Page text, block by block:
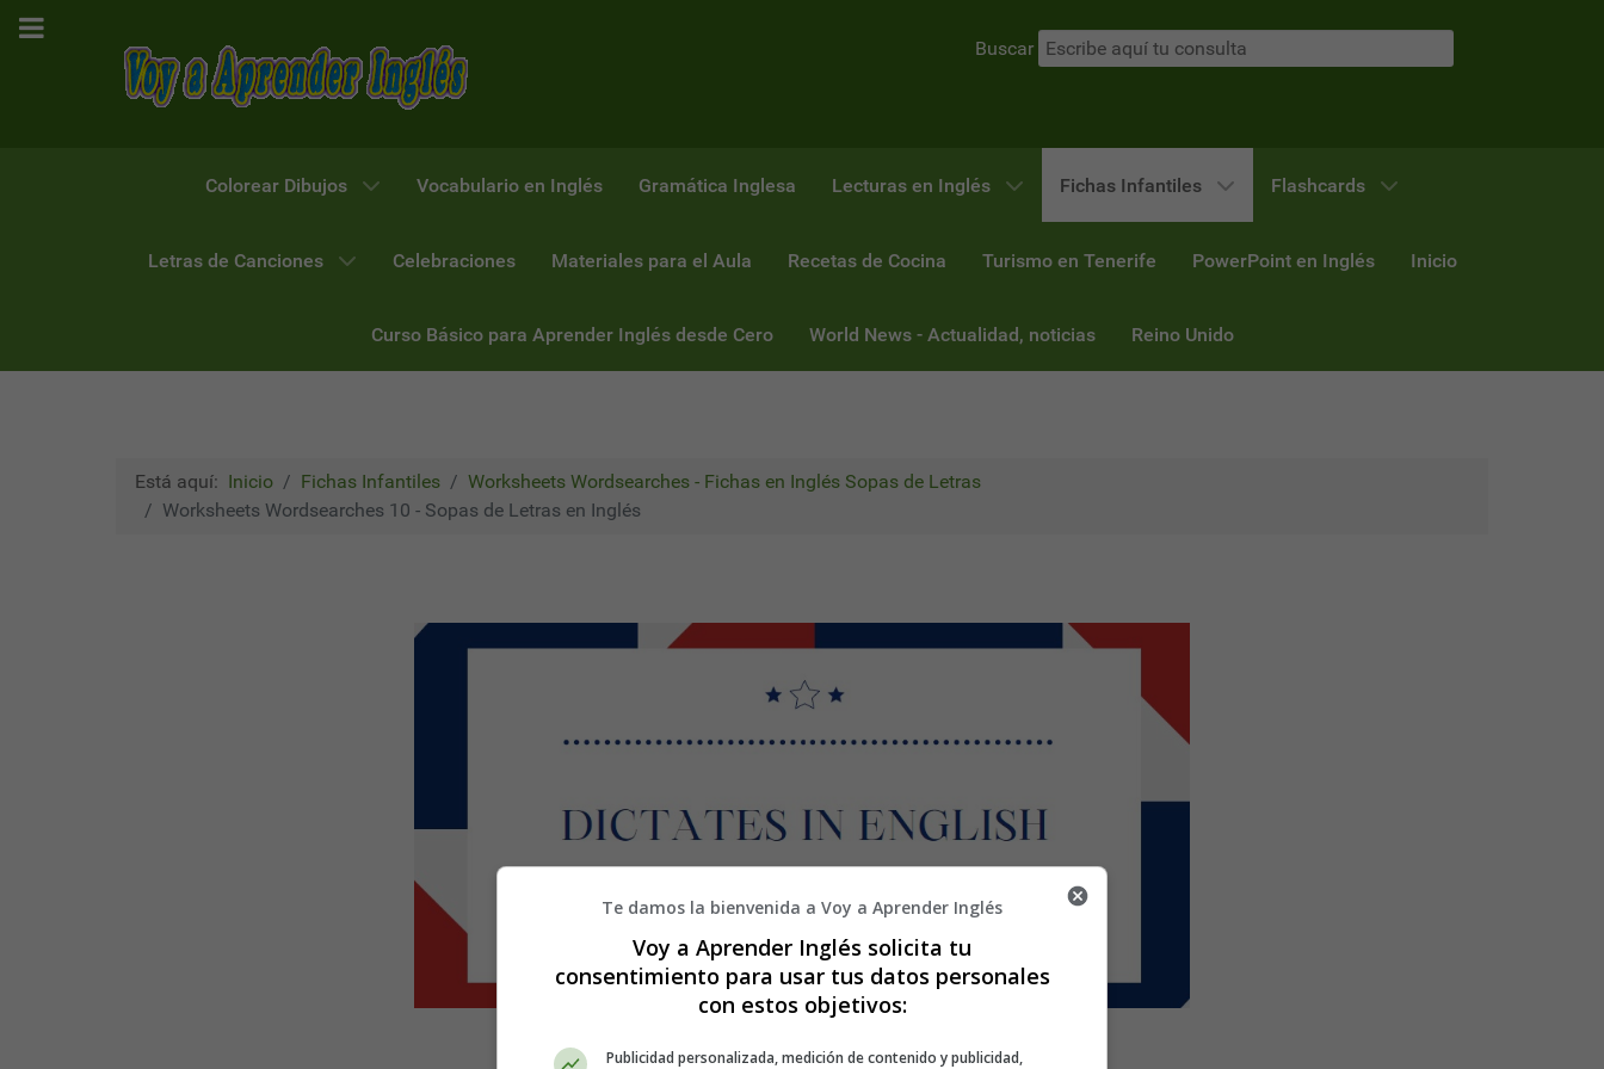
Buscar
Colorear Dibujos Vocabulario en Inglés Gramática Inglesa Lecturas en Inglés Fichas Infantiles Flashcards
Letras de Canciones Celebraciones Materiales para el Aula Recetas de Cocina Turismo en Tenerife PowerPoint en Inglés Inicio
Curso Básico para Aprender Inglés desde Cero World News - Actualidad, noticias Reino Unido
Está aquí: Inicio Fichas Infantiles
Worksheets Wordsearches - Fichas en Inglés Sopas de Letras
Worksheets Wordsearches 10 - Sopas de Letras en Inglés
Te damos la bienvenida a Voy a Aprender Inglés
Voy a Aprender Inglés solicita tu
consentimiento para usar tus datos personales
con estos objetivos:
Publicidad personalizada, medición de contenido y publicidad,